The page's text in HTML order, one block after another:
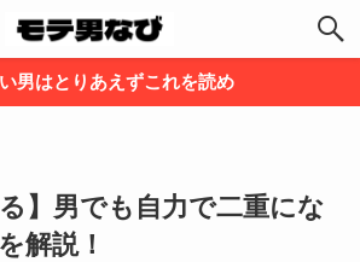
男はとりあえずこれを読め
る】男でも自力で二重にな
解説！